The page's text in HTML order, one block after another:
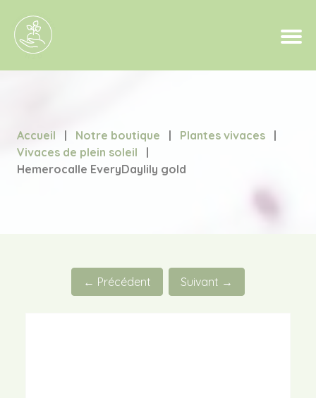
Accueil | Notre boutique | Plantes vivaces
|
Vivaces de plein soleil
|
Hemerocalle EveryDaylily gold
← Précédent Suivant →